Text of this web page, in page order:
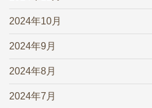
2024年10月
2024年9月
2024年8月
2024年7月